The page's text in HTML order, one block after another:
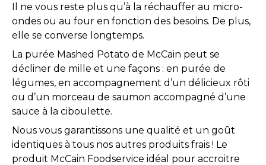
Il ne vous reste plus qu’à la réchauffer au micro-
ondes ou au four en fonction des besoins. De plus,
elle se converse longtemps.
La purée Mashed Potato de McCain peut se
décliner de mille et une façons : en purée de
légumes, en accompagnement d’un délicieux rôti
ou d’un morceau de saumon accompagné d’une
sauce à la ciboulette.
Nous vous garantissons une qualité et un goût
identiques à tous nos autres produits frais ! Le
produit McCain Foodservice idéal pour accroitre